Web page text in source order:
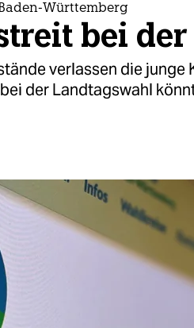
Württemberg
bei
verlassen die junge
der Landtagswahl